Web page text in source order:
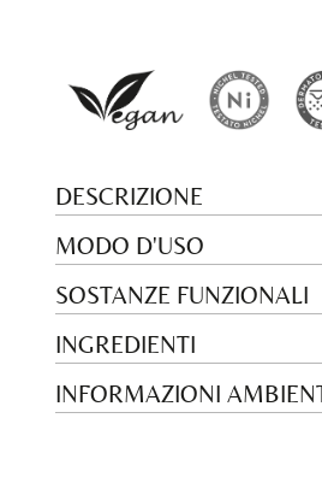
DESCRIZIONE
MODO D'USO
SOSTANZE FUNZIONALI
INGREDIENTI
INFORMAZIONI